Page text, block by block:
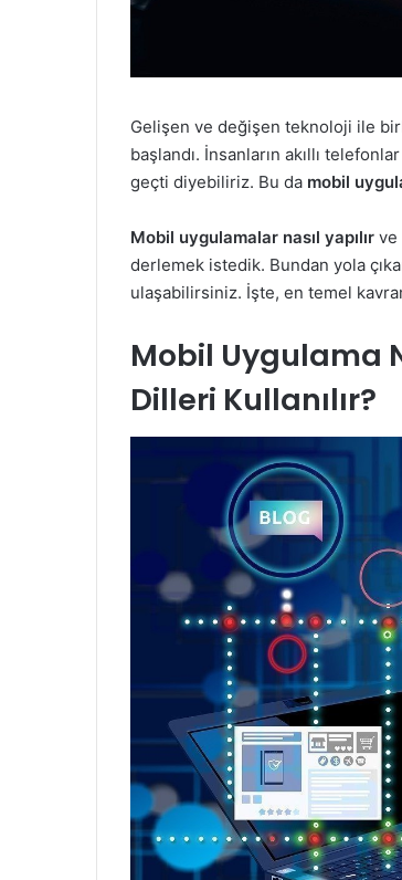
Gelişen ve değişen teknoloji ile
başlandı. İnsanların akıllı
geçti diyebiliriz. Bu da mobil
Mobil uygulamalar nasıl yapılır ve
derlemek istedik. Bundan yola
ulaşabilirsiniz. İşte, en temel
Mobil Uygulama
Dilleri Kullanılır?